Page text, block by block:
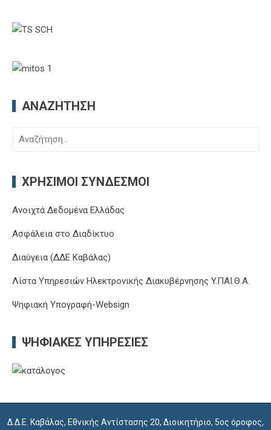
ΑΝΑΖΉΤΗΣΗ
Αναζήτηση
ΧΡΉΣΙΜΟΙ ΣΎΝΔΕΣΜΟΙ
Ανοιχτά Δεδομένα Ελλάδας
Ασφάλεια στο Διαδίκτυο
Διαύγεια (ΔΔΕ Καβάλας)
Λίστα Υπηρεσιών Ηλεκτρονικής Διακυβέρνησης Y.ΠΑΙ.Θ.Α.
Ψηφιακή Υπογραφή-Websign
ΨΗΦΙΑΚΈΣ ΥΠΗΡΕΣΊΕΣ
Δ.Δ.Ε. Καβάλας, Εθνικής Αντίστασης 20, Διοικητήριο, 5ος όροφος,